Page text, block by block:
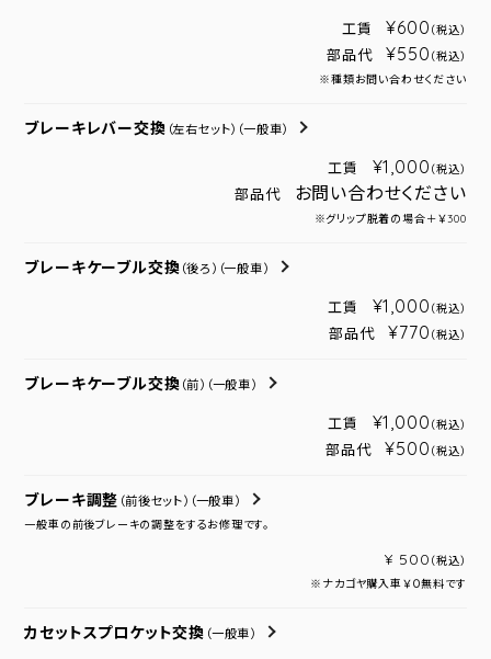
工賃 ¥600 （税込）
部品代 ¥550 （税込）
※種類お問い合わせください
ブレーキレバー交換 （左右セット） （一般車）
工賃 ¥1,000 （税込）
部品代 お問い合わせください
※グリップ脱着の場合＋￥300
ブレーキケーブル交換 （後ろ） （一般車）
工賃 ¥1,000 （税込）
部品代 ¥770 （税込）
ブレーキケーブル交換 （前） （一般車）
工賃 ¥1,000 （税込）
部品代 ¥500 （税込）
ブレーキ調整 （前後セット） （一般車）
一般車の前後ブレーキの調整をするお修理です。
¥ 500 （税込）
※ナカゴヤ購入車￥０無料です
カセットスプロケット交換 （一般車）